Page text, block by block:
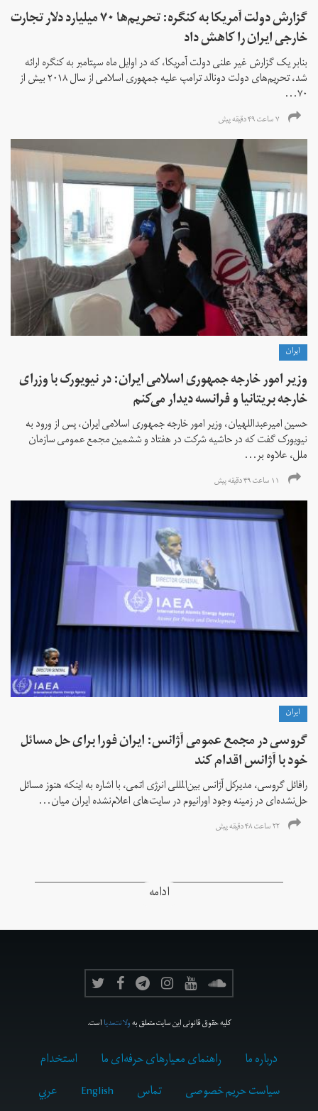
گزارش دولت آمریکا به کنگره: تحریم‌ها ۷۰ میلیارد دلار تجارت
خارجی ایران را کاهش داد
بنابر یک گزارش غیر علنی دولت آمریکا، که در اوایل ماه سپتامبر به کنگره ارائه
شد، تحریم‌های دولت دونالد ترامپ علیه جمهوری اسلامی از سال ۲۰۱۸ بیش از
۷۰...
۷ ساعت ۴۹ دقیقه پیش
ايران
وزیر امور خارجه جمهوری اسلامی ایران: در نیویورک با وزرای
خارجه بریتانیا و فرانسه دیدار می‌کنم
حسین امیرعبداللهیان، وزیر امور خارجه جمهوری اسلامی ایران، پس از ورود به
نیویورک گفت که در حاشیه شرکت در هفتاد و ششمین مجمع عمومی سازمان
ملل، علاوه بر...
۱۱ ساعت ۴۹ دقیقه پیش
ايران
گروسی در مجمع عمومی آژانس: ایران فورا برای حل مسائل
خود با آژانس اقدام کند
رافائل گروسی، مدیرکل آژانس بین‌المللی انرژی اتمی، با اشاره به اینکه هنوز مسائل
حل‌نشده‌ای در زمینه وجود اورانیوم در سایت‌های اعلام‌نشده ایران میان...
۲۲ ساعت ۴۸ دقیقه پیش
ادامه
کلیه حقوق قانونی این سایت متعلق بهولانت‌مدیااست.
درباره ما راهنمای معیارهای حرفه‌ای ما
استخدام
سیاست حریم خصوصی
تماس English عربي